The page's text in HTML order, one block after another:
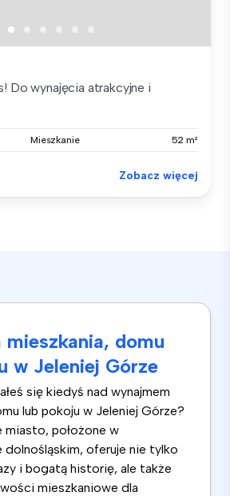
Do wynajęcia atrakcyjne i
Mieszkanie 52 m²
Zobacz więcej
domu
w Jeleniej Górze
się kiedyś nad wynajmem
lub pokoju w Jeleniej Górze?
miasto, położone w
oferuje nie tylko
i bogatą historię, ale także
mieszkaniowe dla